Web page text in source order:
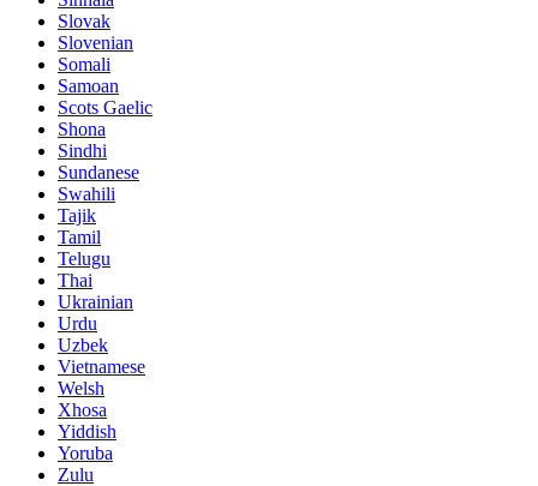
Slovak
Slovenian
Somali
Samoan
Scots Gaelic
Shona
Sindhi
Sundanese
Swahili
Tajik
Tamil
Telugu
Thai
Ukrainian
Urdu
Uzbek
Vietnamese
Welsh
Xhosa
Yiddish
Yoruba
Zulu